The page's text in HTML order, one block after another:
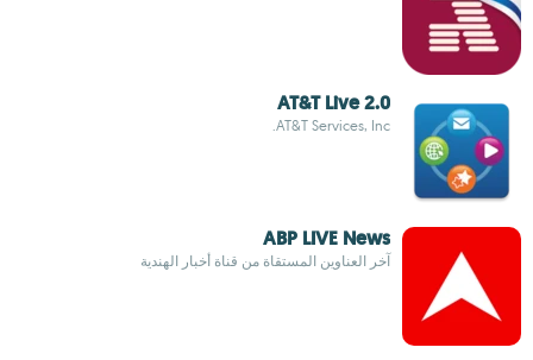
AT&T Live 2.0
AT&T Services, Inc.
ABP LIVE News
آخر العناوين المستقاة من قناة أخبار الهندية